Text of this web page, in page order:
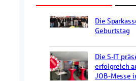
Die
Geburtstag
Die S-IT
erfolgreich
JOB-Messe